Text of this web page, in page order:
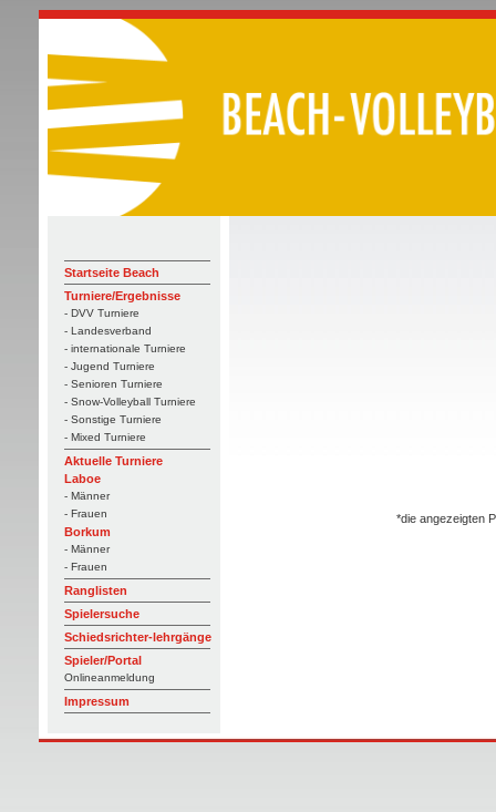
Startseite Beach
Turniere/Ergebnisse
- DVV Turniere
- Landesverband
- internationale Turniere
- Jugend Turniere
- Senioren Turniere
- Snow-Volleyball Turniere
- Sonstige Turniere
- Mixed Turniere
Aktuelle Turniere
Laboe
- Männer
- Frauen
Borkum
- Männer
- Frauen
Ranglisten
Spielersuche
Schiedsrichter-lehrgänge
Spieler/Portal
Onlineanmeldung
Impressum
*die angezeigten